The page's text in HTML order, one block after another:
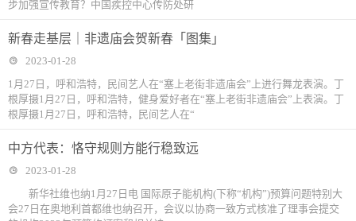
步加强宣传教育？中国疾控中心传防处研
新春走基层｜非遗庙会贺新春「图集」
2023-01-28
1月27日，呼和浩特，民间艺人在“塞上老街非遗庙会”上进行舞龙表演。丁
根厚摄1月27日，呼和浩特，健身爱好者在“塞上老街非遗庙会”上表演。丁
根厚摄1月27日，呼和浩特，民间艺人在“
中方代表：恪守规则方能行稳致远
2023-01-28
新华社维也纳1月27日电 国际原子能机构(下称“机构”)预算问题特别大
会27日在奥地利首都维也纳召开，会议以协商一致方式核准了理事会提交